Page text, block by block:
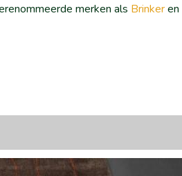
merken als Brinkeren